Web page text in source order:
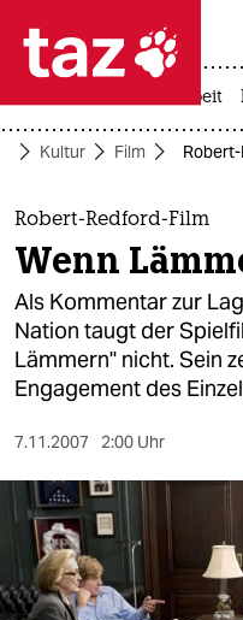
 taz
taz
themen
politik
öko
gesellschaft
kultur
sport
berlin
nord
arbeit
Kultur Film
Robert-Redford-Film
Wenn
Als Kommentar zur
Nation taugt der
Lämmern" nicht. Sein
Engagement des
7.11.2007 2:00 Uhr